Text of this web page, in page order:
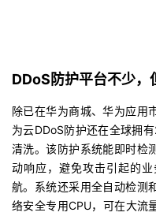
DDoS防护平台不少，
除已在华为商城、华为应用
为云DDoS防护还在全球拥
清洗。该防护系统能即时检
动响应，避免攻击引起的
航。系统还采用全自动检测
络安全专用CPU，可在大流